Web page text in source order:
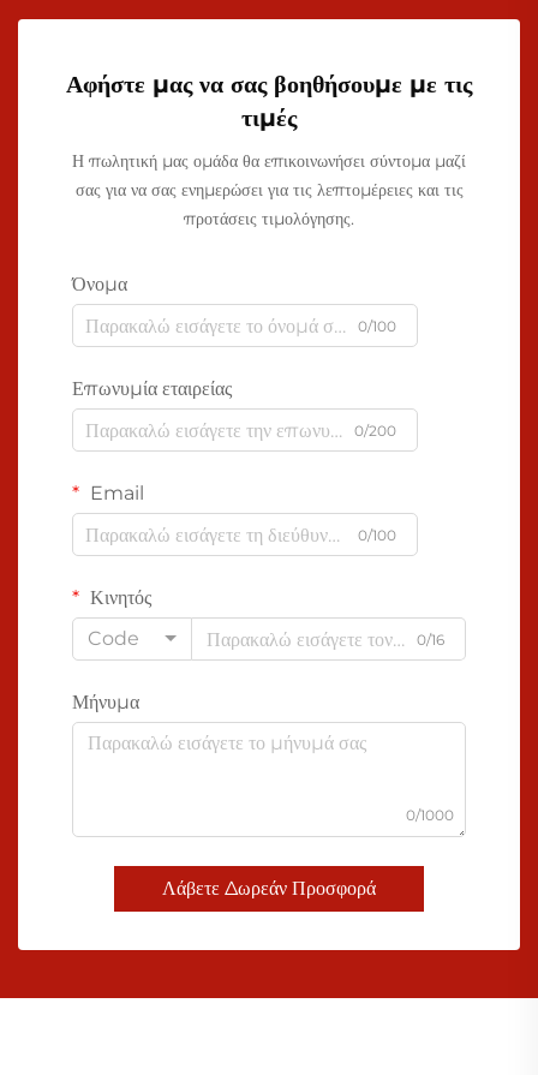
Αφήστε μας να σας βοηθήσουμε με τις
τιμές
Η πωλητική μας ομάδα θα επικοινωνήσει σύντομα μαζί
σας για να σας ενημερώσει για τις λεπτομέρειες και τις
προτάσεις τιμολόγησης.
Όνομα
0/100
Επωνυμία εταιρείας
0/200
Email
0/100
Κινητός
Code
0/16
Μήνυμα
0/1000
Λάβετε Δωρεάν Προσφορά